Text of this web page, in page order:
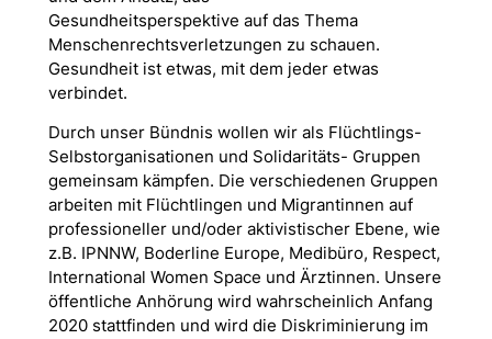
Gesundheitsperspektive auf das Thema
Menschenrechtsverletzungen zu schauen.
Gesundheit ist etwas, mit dem jeder etwas
verbindet.
Durch unser Bündnis wollen wir als Flüchtlings-
Selbstorganisationen und Solidaritäts- Gruppen
gemeinsam kämpfen. Die verschiedenen Gruppen
arbeiten mit Flüchtlingen und Migrantinnen auf
professioneller und/oder aktivistischer Ebene, wie
z.B. IPNNW, Boderline Europe, Medibüro, Respect,
International Women Space und Ärztinnen. Unsere
öffentliche Anhörung wird wahrscheinlich Anfang
2020 stattfinden und wird die Diskriminierung im